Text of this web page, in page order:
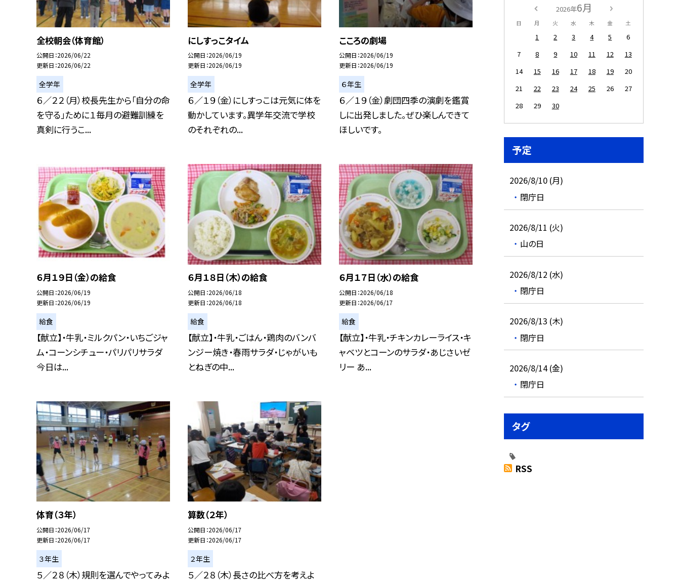
全校朝会（体育館）
公開日 2026/06/22
更新日 2026/06/22
全学年
６／２２（月）校長先生から「自分の命
を守る」ために１毎月の避難訓練を
真剣に行うこ...
にしすっこタイム
公開日 2026/06/19
更新日 2026/06/19
全学年
６／１９（金）にしすっこは元気に体を
動かしています。異学年交流で学校
のそれぞれの...
こころの劇場
公開日 2026/06/19
更新日 2026/06/19
６年生
６／１９（金）劇団四季の演劇を鑑賞
しに出発しました。ぜひ楽しんできて
ほしいです。
６月１９日（金）の給食
公開日 2026/06/19
更新日 2026/06/19
給食
【献立】・牛乳・ミルクパン・いちごジャ
ム・コーンシチュー・パリパリサラダ
今日は...
６月１８日（木）の給食
公開日 2026/06/18
更新日 2026/06/18
給食
【献立】・牛乳・ごはん・鶏肉のバンバ
ンジー焼き・春雨サラダ・じゃがいも
とねぎの中...
６月１７日（水）の給食
公開日 2026/06/18
更新日 2026/06/17
給食
【献立】・牛乳・チキンカレーライス・キ
ャベツとコーンのサラダ・あじさいゼ
リー あ...
体育（３年）
公開日 2026/06/17
更新日 2026/06/17
３年生
５／２８（木）規則を選んでやってみよ
算数（２年）
公開日 2026/06/17
更新日 2026/06/17
２年生
５／２８（木）長さの比べ方を考えよ
2026年6月
日 月 火 水 木 金 土
1 2 3 4 5
6
7
8 9 10 11 12
13
14
15 16 17 18 19
20
21
22 23 24 25 26
27
28
29 30
予定
2026/8/10 (月)
閉庁日
2026/8/11 (火)
山の日
2026/8/12 (水)
閉庁日
2026/8/13 (木)
閉庁日
2026/8/14 (金)
閉庁日
タグ
RSS